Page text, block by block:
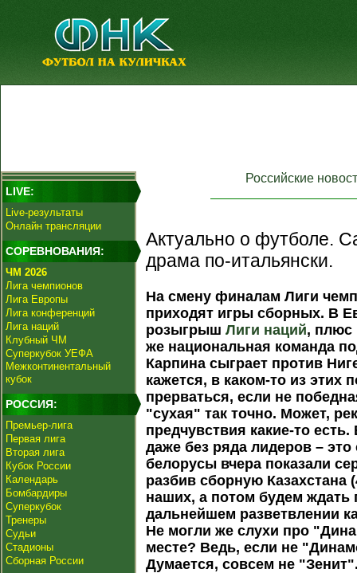
LIVE:
Live-результаты
Онлайн трансляции
СОРЕВНОВАНИЯ:
ЧМ 2026
Лига чемпионов
Лига Европы
Лига конференций
Лига наций
Клубный ЧМ
Суперкубок УЕФА
Межконтинентальный
кубок
РОССИЯ:
Премьер-лига
Первая лига
Вторая лига
Кубок России
Календарь
Бомбардиры
Суперкубок
Тренеры
Судьи
Стадионы
Сборная России
Российские
Актуально о футболе.
драма по-итальянски.
На смену финалам Лиги
приходят игры сборных. В
розыгрышЛиги наций, плюс
же национальная команда
Карпина сыграет против
кажется, в каком-то из этих
прерваться, если не
"сухая" так точно. Может,
предчувствия какие-то
даже без ряда лидеров –
белорусы вчера показали
разбив сборную Казахстана
наших, а потом будем
дальнейшем разветвлении
Не могли же слухи про
месте? Ведь, если не
Думается, совсем не